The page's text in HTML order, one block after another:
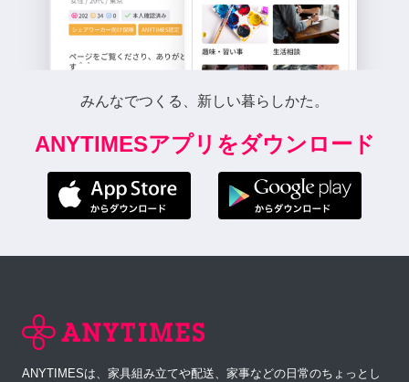
みんなでつくる、新しい暮らしかた。
ANYTIMESアプリをダウンロード
ANYTIMESは、家具組み立てや配送、家事などの日常のちょっとし